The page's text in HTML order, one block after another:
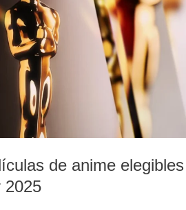
de anime elegibles
2025